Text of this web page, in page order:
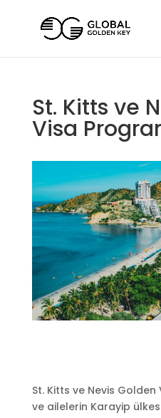
St. Kitts ve
Visa
St. Kitts ve Nevis
ve ailelerin Karayip